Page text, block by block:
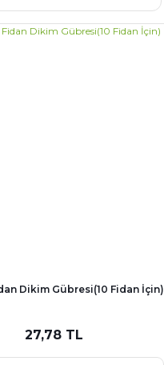
Dikim Gübresi(10 Fidan İçin)
27,78 TL